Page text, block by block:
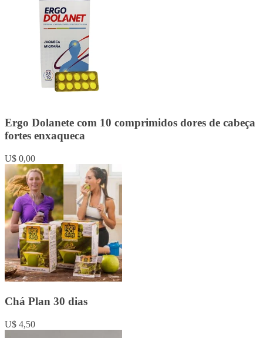
Ergo Dolanete com 10 comprimidos dores de cabeça
fortes enxaqueca
U$ 0,00
Chá Plan 30 dias
U$ 4,50